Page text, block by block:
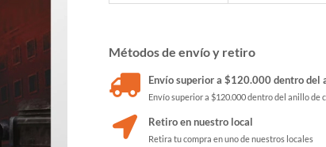
Métodos de envío y retiro
Envío superior a $120.000 dentro
Envío superior a $120.000 dentro del anillo de
Retiro en nuestro local
Retira tu compra en uno de nuestros locales